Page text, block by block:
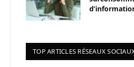
TOP ARTICLES RÉSEAUX